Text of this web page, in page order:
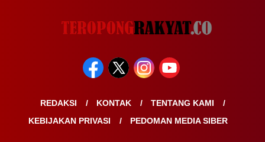
REDAKSI KONTAK
TENTANG KAMI
KEBIJAKAN PRIVASI
PEDOMAN MEDIA SIBER